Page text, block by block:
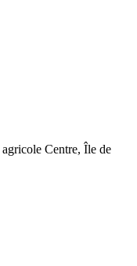
Centre, Île de